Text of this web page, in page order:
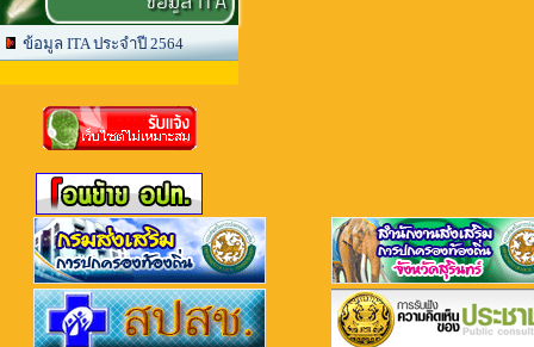
ข้อมูล ITA ประจำปี 2564